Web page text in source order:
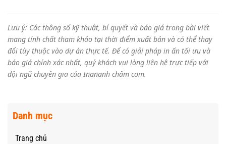
Lưu ý: Các thông số kỹ thuật, bí quyết và báo giá trong bài viết
mang tính chất tham khảo tại thời điểm xuất bản và có thể thay
đổi tùy thuộc vào dự án thực tế. Để có giải pháp in ấn tối ưu và
báo giá chính xác nhất, quý khách vui lòng liên hệ trực tiếp với
đội ngũ chuyên gia của Inananh chấm com.
Danh mục
Trang chủ